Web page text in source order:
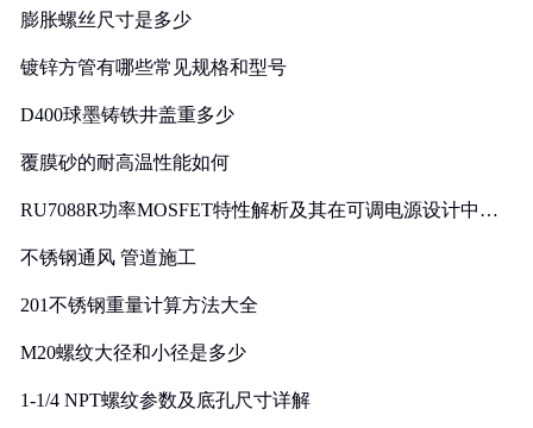
膨胀螺丝尺寸是多少
镀锌方管有哪些常见规格和型号
D400球墨铸铁井盖重多少
覆膜砂的耐高温性能如何
RU7088R功率MOSFET特性解析及其在可调电源设计中的
不锈钢通风 管道施工
201不锈钢重量计算方法大全
M20螺纹大径和小径是多少
1-1/4 NPT螺纹参数及底孔尺寸详解